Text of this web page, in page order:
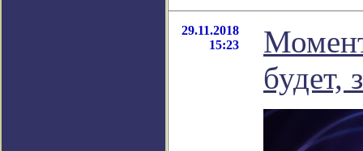
29.11.2018
15:23
будет,